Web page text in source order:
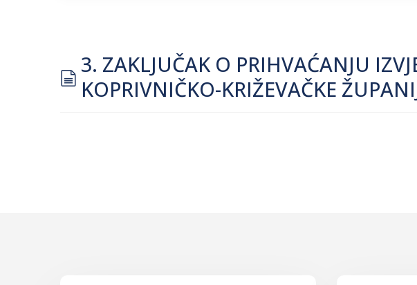
document
3. ZAKLJUČAK O PRIHVAĆANJU
KOPRIVNIČKO-KRIŽEVAČKE